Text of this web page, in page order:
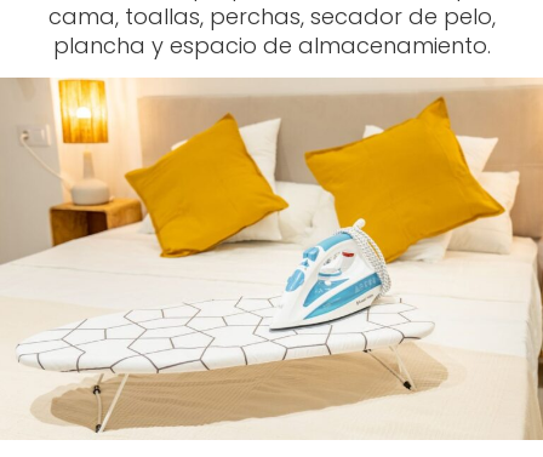
cama, toallas, perchas, secador de pelo,
plancha y espacio de almacenamiento.